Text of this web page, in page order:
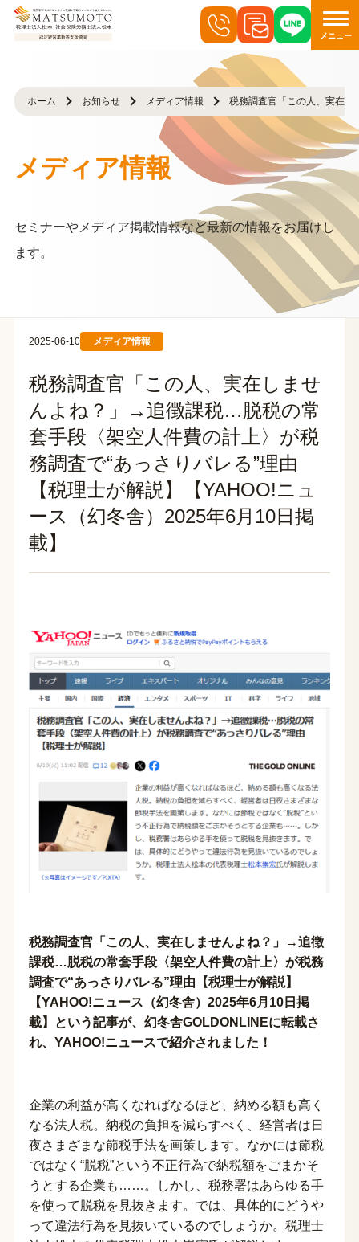
メニュー
ホーム お知らせ メディア情報 税務調査官「この人、実在
メディア情報
セミナーやメディア掲載情報など最新の情報をお届けし
ます。
2025-06-10 メディア情報
税務調査官「この人、実在しませ
んよね？」→追徴課税…脱税の常
套手段〈架空人件費の計上〉が税
務調査で“あっさりバレる”理由
【税理士が解説】【YAHOO!ニュ
ース（幻冬舎）2025年6月10日掲
載】
税務調査官「この人、実在しませんよね？」→追徴
課税…脱税の常套手段〈架空人件費の計上〉が税務
調査で“あっさりバレる”理由【税理士が解説】
【YAHOO!ニュース（幻冬舎）2025年6月10日掲
載】という記事が、幻冬舎GOLDONLINEに転載さ
れ、YAHOO!ニュースで紹介されました！
企業の利益が高くなればなるほど、納める額も高く
なる法人税。納税の負担を減らすべく、経営者は日
夜さまざまな節税手法を画策します。なかには節税
ではなく“脱税”という不正行為で納税額をごまかそ
うとする企業も……。しかし、税務署はあらゆる手
を使って脱税を見抜きます。では、具体的にどうや
って違法行為を見抜いているのでしょうか。税理士